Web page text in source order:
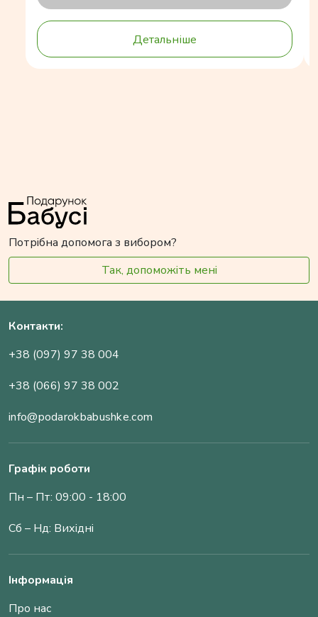
Детальніше
Потрібна допомога з вибором?
Так, допоможіть мені
Контакти:
+38 (097) 97 38 004
+38 (066) 97 38 002
info@podarokbabushke.com
Графік роботи
Пн – Пт: 09:00 - 18:00
Сб – Нд: Вихідні
Інформація
Про нас